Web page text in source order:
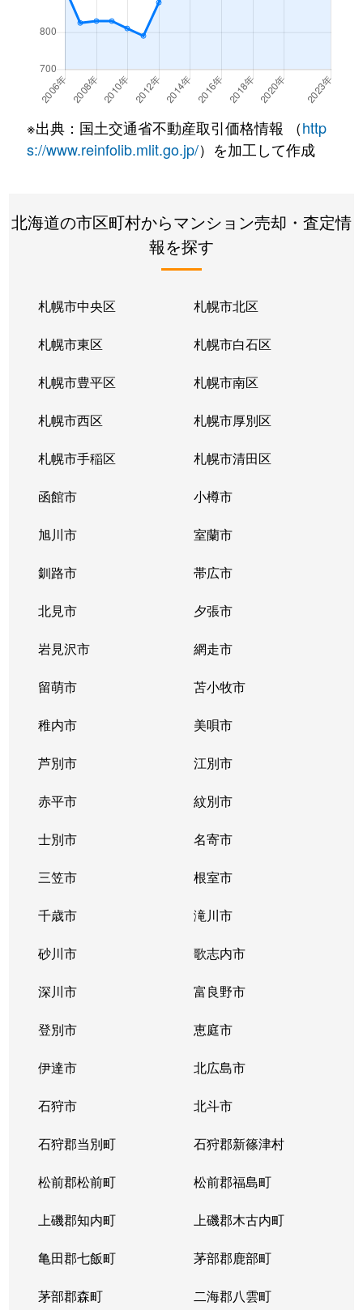
※出典：国土交通省不動産取引価格情報 （http
s://www.reinfolib.mlit.go.jp/）を加工して作成
北海道の市区町村からマンション売却・査定情
報を探す
札幌市中央区 札幌市北区
札幌市東区 札幌市白石区
札幌市豊平区 札幌市南区
札幌市西区 札幌市厚別区
札幌市手稲区 札幌市清田区
函館市 小樽市
旭川市 室蘭市
釧路市 帯広市
北見市 夕張市
岩見沢市 網走市
留萌市 苫小牧市
稚内市 美唄市
芦別市 江別市
赤平市 紋別市
士別市 名寄市
三笠市 根室市
千歳市 滝川市
砂川市 歌志内市
深川市 富良野市
登別市 恵庭市
伊達市 北広島市
石狩市 北斗市
石狩郡当別町 石狩郡新篠津村
松前郡松前町 松前郡福島町
上磯郡知内町 上磯郡木古内町
亀田郡七飯町 茅部郡鹿部町
茅部郡森町 二海郡八雲町